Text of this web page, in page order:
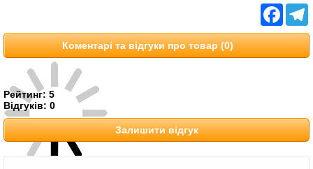
Коментарі та відгуки про товар (0)
Рейтинг: 5
Відгуків: 0
Залишити відгук